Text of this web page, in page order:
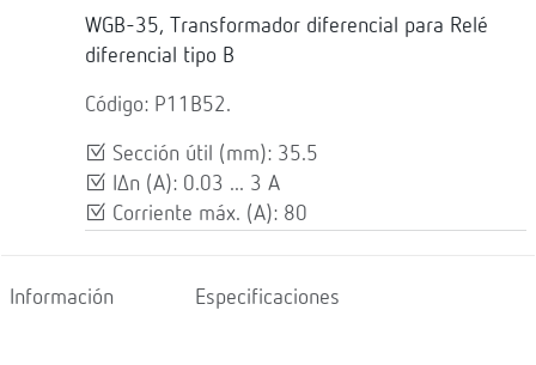
WGB-35, Transformador diferencial para Relé
diferencial tipo B
Código: P11B52.
Sección útil (mm): 35.5
IΔn (A): 0.03 ... 3 A
Corriente máx. (A): 80
Información Especificaciones